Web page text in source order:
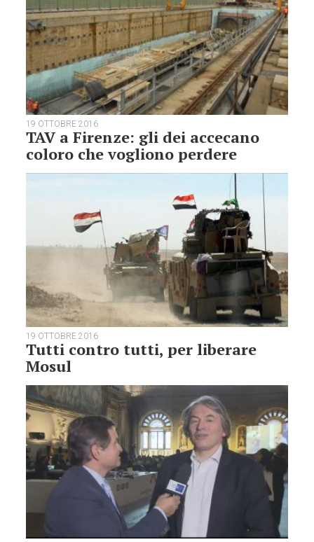
19 OTTOBRE 2016
TAV a Firenze: gli dei accecano
coloro che vogliono perdere
19 OTTOBRE 2016
Tutti contro tutti, per liberare
Mosul